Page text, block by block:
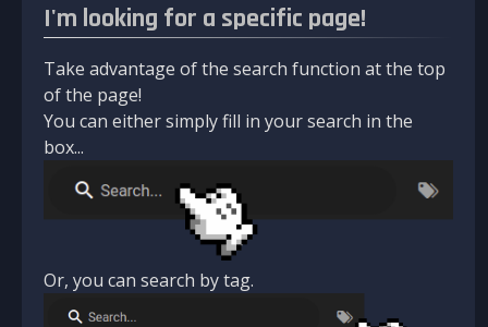
I'm looking for a specific page!
Take advantage of the search function at the top
of the page!
You can either simply fill in your search in the
box...
Or, you can search by tag.